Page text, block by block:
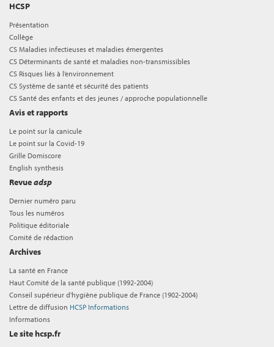
HCSP
Présentation
Collège
CS Maladies infectieuses et maladies émergentes
CS Déterminants de santé et maladies non-transmissibles
CS Risques liés à l’environnement
CS Système de santé et sécurité des patients
CS Santé des enfants et des jeunes / approche populationnelle
Avis et rapports
Le point sur la canicule
Le point sur la Covid-19
Grille Domiscore
English synthesis
Revueadsp
Dernier numéro paru
Tous les numéros
Politique éditoriale
Comité de rédaction
Archives
La santé en France
Haut Comité de la santé publique (1992-2004)
Conseil supérieur d'hygiène publique de France (1902-2004)
Lettre de diffusion HCSP Informations
Informations
Le site hcsp.fr